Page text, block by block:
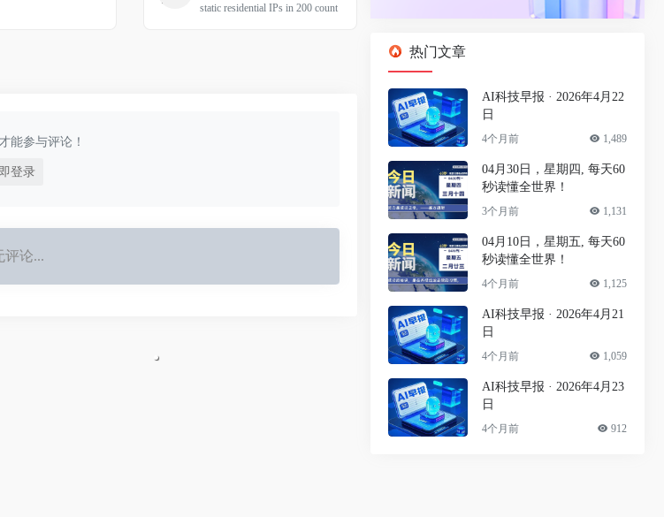
static residential IPs in 200 count
能参与评论！
登录
评论...
热门文章
AI科技早报 · 2026年4月22
日
4个月前 1,489
04月30日，星期四, 每天60
秒读懂全世界！
3个月前 1,131
04月10日，星期五, 每天60
秒读懂全世界！
4个月前 1,125
AI科技早报 · 2026年4月21
日
4个月前 1,059
AI科技早报 · 2026年4月23
日
4个月前 912